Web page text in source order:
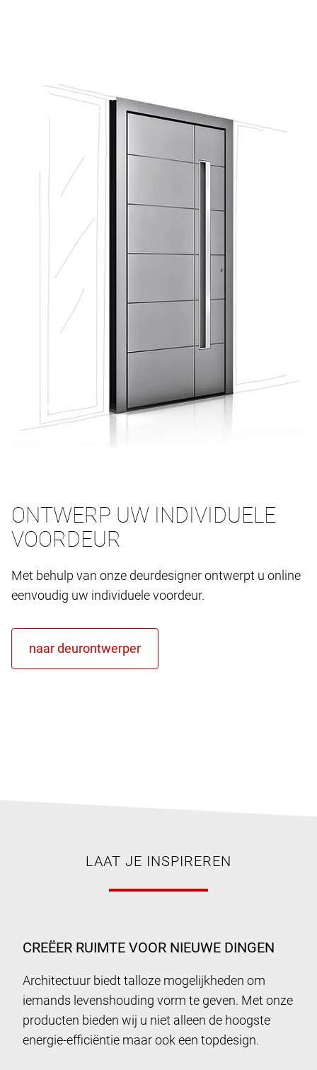
ONTWERP UW INDIVIDUELE
VOORDEUR
Met behulp van onze deurdesigner ontwerpt u online
eenvoudig uw individuele voordeur.
LAAT JE INSPIREREN
CREËER RUIMTE VOOR NIEUWE DINGEN
Architectuur biedt talloze mogelijkheden om
iemands levenshouding vorm te geven. Met onze
producten bieden wij u niet alleen de hoogste
energie-efficiëntie maar ook een topdesign.